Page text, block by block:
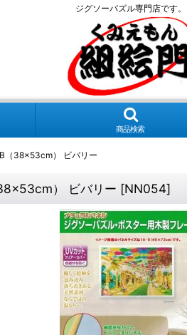
ジグソーパズル専門店です。
商品検索
（38×53cm） ビバリー
） ビバリー [NN054]